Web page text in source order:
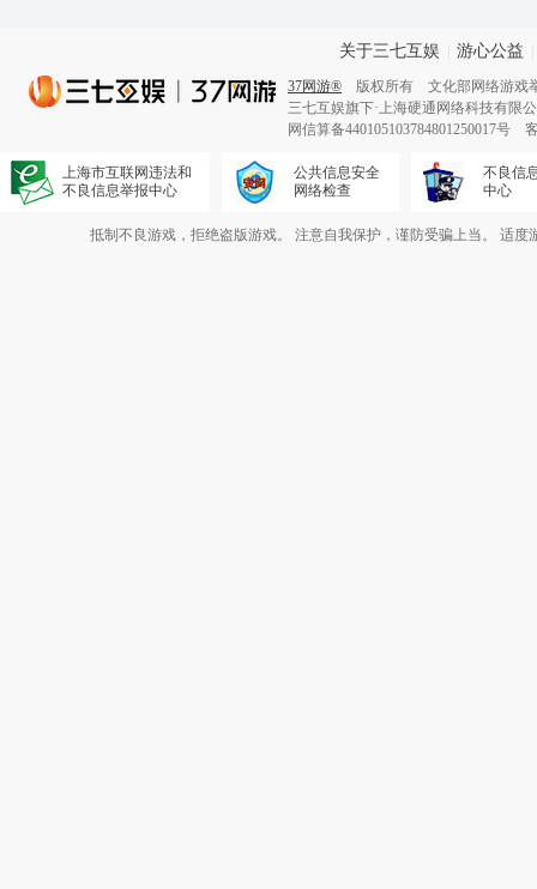
关于三七互娱 游心公益
37网游® 版权所有 文化部网络游戏举
三七互娱旗下·上海硬通网络科技有限
网信算备440105103784801250017号
上海市互联网违法和
不良信息举报中心
公共信息安全
网络检查
不良信
中心
抵制不良游戏，拒绝盗版游戏。 注意自我保护，谨防受骗上当。 适